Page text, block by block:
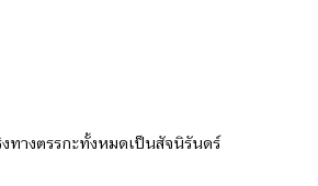
ทางตรรกะทั้งหมดเป็นสัจนิรันดร์